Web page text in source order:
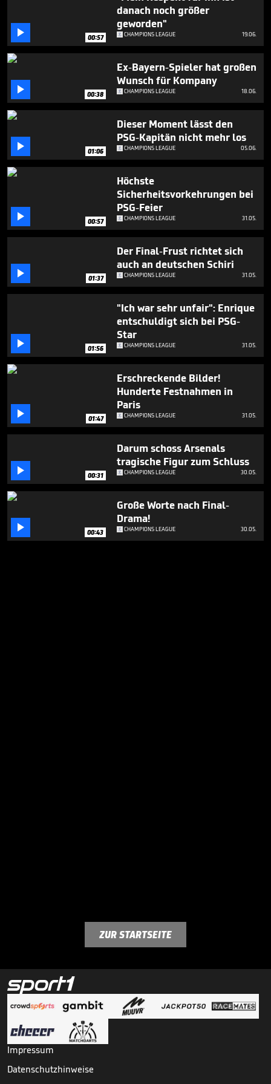
seconds
 00:57
danach noch größer
geworden"
CHAMPIONS LEAGUE 19.06.
 00:38
Ex-Bayern-Spieler hat großen
Wunsch für Kompany
CHAMPIONS LEAGUE 18.06.
 01:06
Dieser Moment lässt den
PSG-Kapitän nicht mehr los
CHAMPIONS LEAGUE 05.06.
 00:57
Höchste
Sicherheitsvorkehrungen bei
PSG-Feier
CHAMPIONS LEAGUE 31.05.
 01:37
Der Final-Frust richtet sich
auch an deutschen Schiri
CHAMPIONS LEAGUE 31.05.
 01:56
"Ich war sehr unfair": Enrique
entschuldigt sich bei PSG-
Star
CHAMPIONS LEAGUE 31.05.
 01:47
Erschreckende Bilder!
Hunderte Festnahmen in
Paris
CHAMPIONS LEAGUE 31.05.
 00:31
Darum schoss Arsenals
tragische Figur zum Schluss
CHAMPIONS LEAGUE 30.05.
 00:43
Große Worte nach Final-
Drama!
CHAMPIONS LEAGUE 30.05.
ZUR STARTSEITE
Impressum
Datenschutzhinweise